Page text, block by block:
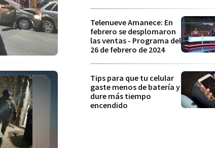
Telenueve Amanece: En
febrero se desplomaron
las ventas - Programa del
26 de febrero de 2024
Tips para que tu celular
gaste menos de batería y
dure más tiempo
encendido